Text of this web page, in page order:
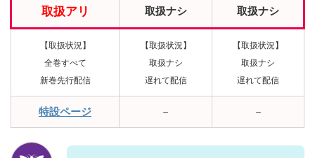
取扱アリ 取扱ナシ 取扱ナシ
【取扱状況】
全巻すべて
新巻先行配信
【取扱状況】
取扱ナシ
遅れて配信
【取扱状況】
取扱ナシ
遅れて配信
特設ページ － －